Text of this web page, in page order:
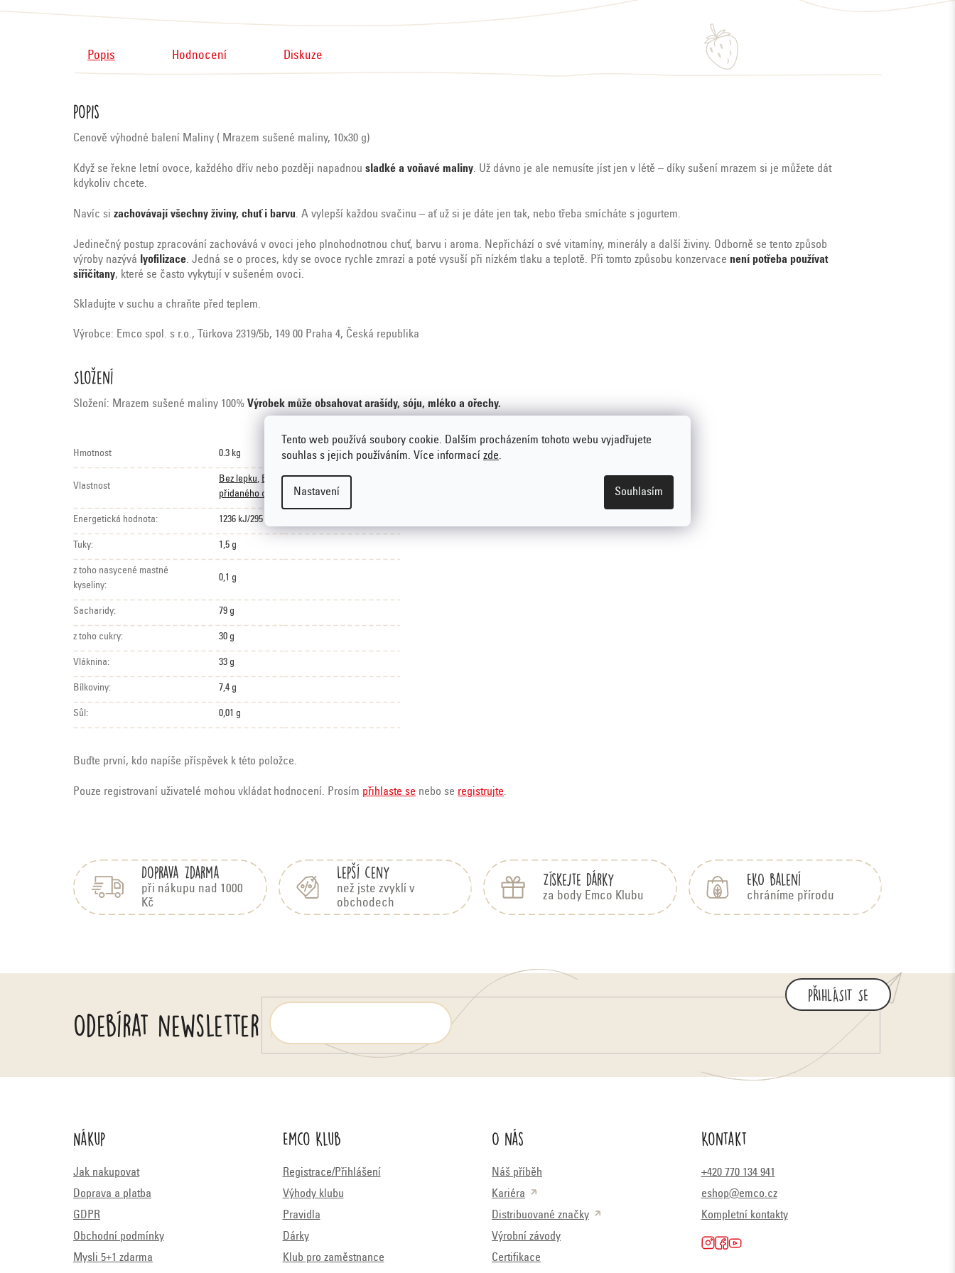
Tento web používá soubory cookie. Dalším procházením tohoto webu vyjadřujete
souhlas s jejich používáním. Více informací zde.
Nastavení Souhlasím
Popis Hodnocení Diskuze
Popis
Cenově výhodné balení Maliny ( Mrazem sušené maliny, 10x30 g)
Když se řekne letní ovoce, každého dřív nebo později napadnou sladké a voňavé maliny. Už dávno je ale nemusíte jíst jen v létě – díky sušení mrazem si je můžete dát
kdykoliv chcete.
Navíc si zachovávají všechny živiny, chuť i barvu. A vylepší každou svačinu – ať už si je dáte jen tak, nebo třeba smícháte s jogurtem.
Jedinečný postup zpracování zachovává v ovoci jeho plnohodnotnou chuť, barvu i aroma. Nepřichází o své vitamíny, minerály a další živiny. Odborně se tento způsob
výroby nazývá lyofilizace. Jedná se o proces, kdy se ovoce rychle zmrazí a poté vysuší při nízkém tlaku a teplotě. Při tomto způsobu konzervace není potřeba používat
siřičitany, které se často vykytují v sušeném ovoci.
Skladujte v suchu a chraňte před teplem.
Výrobce: Emco spol. s r.o., Türkova 2319/5b, 149 00 Praha 4, Česká republika
Složení
Složení: Mrazem sušené maliny 100% Výrobek může obsahovat arašídy, sóju, mléko a ořechy.
Hmotnost 0.3 kg
Vlastnost
Bez lepku, Bez palmového tuku,Bez
přidaného cukru
Energetická hodnota: 1236 kJ/295 kcal
Tuky: 1,5 g
z toho nasycené mastné
kyseliny:
0,1 g
Sacharidy: 79 g
z toho cukry: 30 g
Vláknina: 33 g
Bílkoviny: 7,4 g
Sůl: 0,01 g
Buďte první, kdo napíše příspěvek k této položce.
Pouze registrovaní uživatelé mohou vkládat hodnocení. Prosím přihlaste se nebo se registrujte.
Doprava zdarma
při nákupu nad 1000
Kč
Lepší ceny
než jste zvyklí v
obchodech
Získejte dárky
za body Emco Klubu
EKO balení
chráníme přírodu
Odebírat newsletter
PŘIHLÁSIT SE
Nákup
Jak nakupovat
Doprava a platba
GDPR
Obchodní podmínky
Mysli 5+1 zdarma
Emco Klub
Registrace/Přihlášení
Výhody klubu
Pravidla
Dárky
Klub pro zaměstnance
O nás
Náš příběh
Kariéra
Distribuované značky
Výrobní závody
Certifikace
Kontakt
+420 770 134 941
eshop@emco.cz
Kompletní kontakty